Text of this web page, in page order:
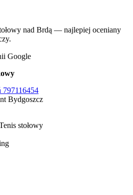
nad Brdą — najlepiej oceniany
Google
797116454
stołowy